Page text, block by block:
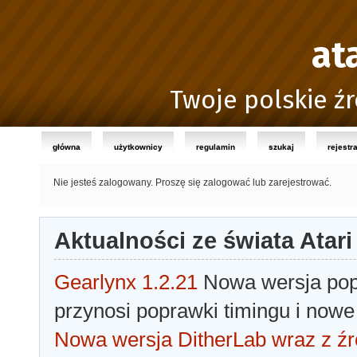
Twoje polskie
główna użytkownicy regulamin szukaj
Nie jesteś zalogowany. Proszę się zalogować lub zarejestrować.
Aktualności ze świata Atari
Gearlynx 1.2.21 Nowa wersja
przynosi poprawki timingu i
Nowa wersja DitherLab wraz z